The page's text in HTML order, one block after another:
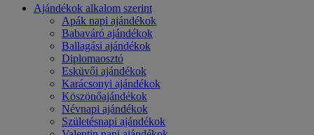
Ajándékok alkalom szerint
Apák napi ajándékok
Babaváró ajándékok
Ballagási ajándékok
Diplomaosztó
Esküvői ajándékok
Karácsonyi ajándékok
Köszönőajándékok
Névnapi ajándékok
Születésnapi ajándékok